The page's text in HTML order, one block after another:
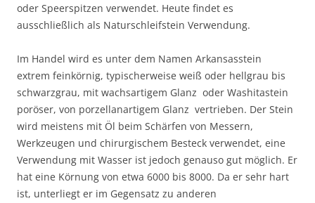
oder Speerspitzen verwendet. Heute findet es
ausschließlich als Naturschleifstein Verwendung.
Im Handel wird es unter dem Namen Arkansasstein 
extrem feinkörnig, typischerweise weiß oder hellgrau bis
schwarzgrau, mit wachsartigem Glanz  oder Washitastein 
poröser, von porzellanartigem Glanz  vertrieben. Der Stein
wird meistens mit Öl beim Schärfen von Messern,
Werkzeugen und chirurgischem Besteck verwendet, eine
Verwendung mit Wasser ist jedoch genauso gut möglich. Er
hat eine Körnung von etwa 6000 bis 8000. Da er sehr hart
ist, unterliegt er im Gegensatz zu anderen